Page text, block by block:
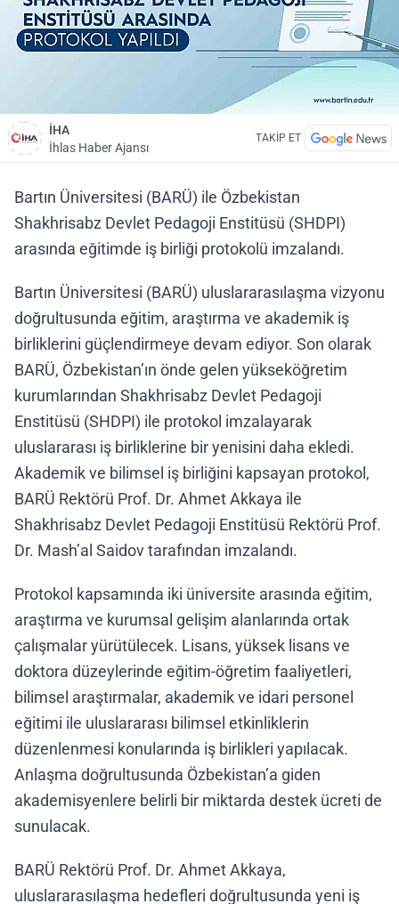
İHA
İhlas Haber Ajansı
TAKİP ET
Bartın Üniversitesi (BARÜ) ile Özbekistan
Shakhrisabz Devlet Pedagoji Enstitüsü (SHDPI)
arasında eğitimde iş birliği protokolü imzalandı.
Bartın Üniversitesi (BARÜ) uluslararasılaşma vizyonu
doğrultusunda eğitim, araştırma ve akademik iş
birliklerini güçlendirmeye devam ediyor. Son olarak
BARÜ, Özbekistan’ın önde gelen yükseköğretim
kurumlarından Shakhrisabz Devlet Pedagoji
Enstitüsü (SHDPI) ile protokol imzalayarak
uluslararası iş birliklerine bir yenisini daha ekledi.
Akademik ve bilimsel iş birliğini kapsayan protokol,
BARÜ Rektörü Prof. Dr. Ahmet Akkaya ile
Shakhrisabz Devlet Pedagoji Enstitüsü Rektörü Prof.
Dr. Mash’al Saidov tarafından imzalandı.
Protokol kapsamında iki üniversite arasında eğitim,
araştırma ve kurumsal gelişim alanlarında ortak
çalışmalar yürütülecek. Lisans, yüksek lisans ve
doktora düzeylerinde eğitim-öğretim faaliyetleri,
bilimsel araştırmalar, akademik ve idari personel
eğitimi ile uluslararası bilimsel etkinliklerin
düzenlenmesi konularında iş birlikleri yapılacak.
Anlaşma doğrultusunda Özbekistan’a giden
akademisyenlere belirli bir miktarda destek ücreti de
sunulacak.
BARÜ Rektörü Prof. Dr. Ahmet Akkaya,
uluslararasılaşma hedefleri doğrultusunda yeni iş